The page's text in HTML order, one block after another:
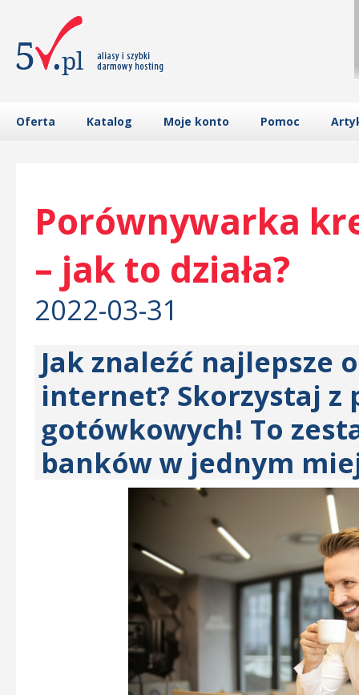
Oferta Katalog Moje konto Pomoc
Porównywarka
– jak to działa?
2022-03-31
Jak znaleźć najlepsze
internet? Skorzystaj
gotówkowych! To
banków w jednym